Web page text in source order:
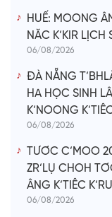
HUẾ: MOONG
NĂC K’KIR LỊCH
06/08/2026
ĐÀ NẴNG
HA HỌC SINH
K’NOONG
06/08/2026
TƯƠC C’MOO
ZR’LỤ CHOH
ÂNG K’TIÊC
06/08/2026